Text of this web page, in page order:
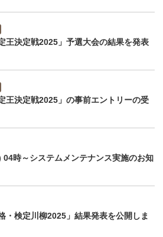
王決定戦2025」予選大会の結果を発表
王決定戦2025」の事前エントリーの受
04時～システムメンテナンス実施のお知
・検定川柳2025」結果発表を公開しま